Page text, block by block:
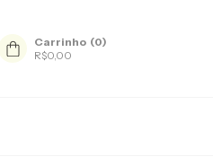
Carrinho (0)
R$0,00